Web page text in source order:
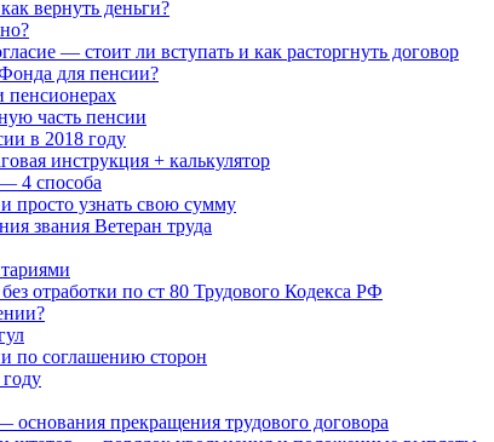
вернуть деньги?
— стоит ли вступать и как расторгнуть договор
для пенсии?
пенсионерах
часть пенсии
в 2018 году
инструкция + калькулятор
4 способа
просто узнать свою сумму
звания Ветеран труда
отработки по ст 80 Трудового Кодекса РФ
по соглашению сторон
прекращения трудового договора